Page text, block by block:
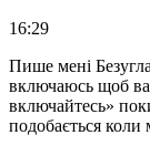
16:29
Пише мені
включаюсь щоб
включайтесь»
подобається